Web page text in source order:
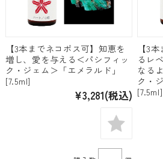
【3本までネコポス可】知恵を
増し、愛を与える＜パシフィッ
ク・ジェム＞「エメラルド」
[7.5ml]
¥3,281(税込)
【3
るレ
なる
ク・
[7.5ml]